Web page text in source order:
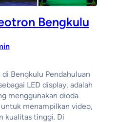
Bengkulu
Bengkulu Pendahuluan
LED display, adalah
menggunakan dioda
menampilkan video,
kualitas tinggi. Di